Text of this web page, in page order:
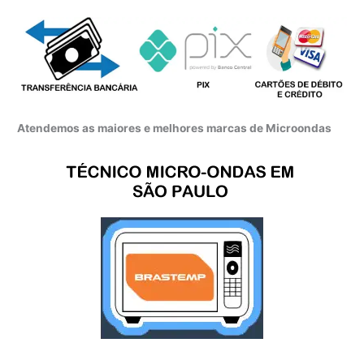
Atendemos as maiores e melhores marcas de Microondas